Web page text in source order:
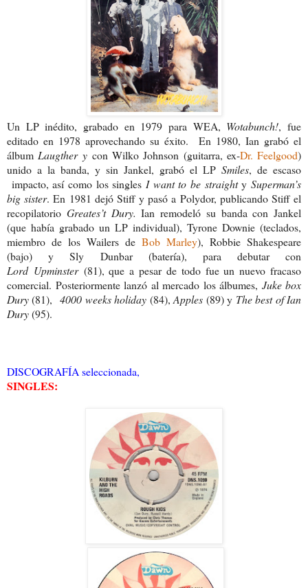
Un LP inédito, grabado en 1979 para WEA, Wotabunch!, fue
editado en 1978 aprovechando su éxito. En 1980, Ian grabó el
álbum Laugther y con Wilko Johnson (guitarra, ex-Dr. Feelgood)
unido a la banda, y sin Jankel, grabó el LP Smiles, de escaso
impacto, así como los singles I want to be straightySuperman’s
big sister. En 1981 dejó Stiff y pasó a Polydor, publicando Stiff el
recopilatorio Greates’t Dury. Ian remodeló su banda con Jankel
(que había grabado un LP individual), Tyrone Downie (teclados,
miembro de los Wailers de Bob Marley), Robbie Shakespeare
(bajo) y Sly Dunbar (batería), para debutar con
Lord Upminster(81), que a pesar de todo fue un nuevo fracaso
comercial. Posteriormente lanzó al mercado los álbumes, Juke box
Dury(81),4000 weeks holiday (84),Apples (89) y The best of Ian
Dury(95).
DISCOGRAFÍA seleccionada,
SINGLES: